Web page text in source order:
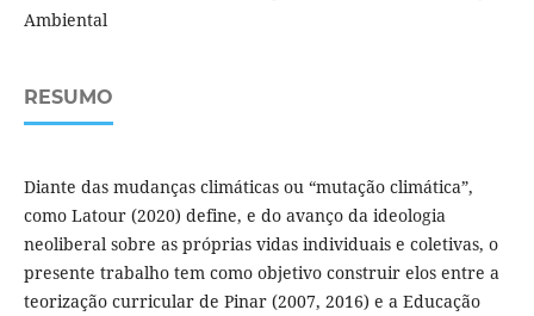
Ambiental
RESUMO
Diante das mudanças climáticas ou “mutação climática”,
como Latour (2020) define, e do avanço da ideologia
neoliberal sobre as próprias vidas individuais e coletivas, o
presente trabalho tem como objetivo construir elos entre a
teorização curricular de Pinar (2007, 2016) e a Educação